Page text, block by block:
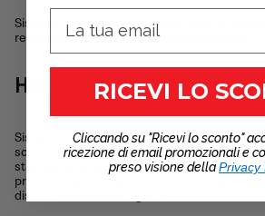
Sistema di bloccaggio dei lacci che
regolazione precisa e una calzata stabile.
HEEL LOCK SYSTEM
Sistema di bloccaggio del tallone progettato
scivolamento del piede all’interno della
stabilità, aderenza e comfort durante la
prevenire la formazione di vesciche anche su
distanze e terreni irregolari.
RICEVI LO
Cliccando su "Ricevi lo sconto"
ricezione di email promozionali e
preso visione dellaPrivacy